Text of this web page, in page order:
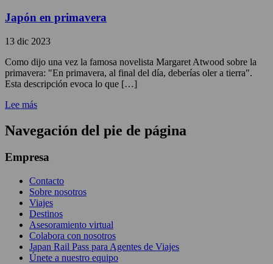
Japón en primavera
13 dic 2023
Como dijo una vez la famosa novelista Margaret Atwood sobre la
primavera: "En primavera, al final del día, deberías oler a tierra".
Esta descripción evoca lo que […]
Lee más
Navegación del pie de página
Empresa
Contacto
Sobre nosotros
Viajes
Destinos
Asesoramiento virtual
Colabora con nosotros
Japan Rail Pass para Agentes de Viajes
Únete a nuestro equipo